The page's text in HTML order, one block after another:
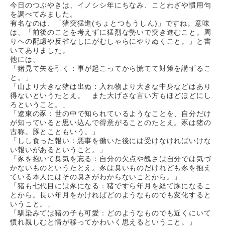
今日のつぶやきは、イノシシ年にちなみ、ことわざや慣用句
を調べてみました。
有名なのは、「猪突猛進(ちょとつもうしん) 」ですね。意味
は、「前後のことを考えずに猛烈な勢いで突き進むこと。周
りへの配慮や反省なしにがむしゃらにやりぬくこと。」と書
いてありました。
他には、
「猪見て矢を引く：事が起こってから慌てて対策を講ずるこ
と。」
「山より大きな猪は出ぬ：入れ物より大きな中身などはあり
得ないというたとえ。
また大げさな言い方もほどほどにし
ろということ。」
「遼東の豕：世の中で知られているようなことを、自分だけ
が知っていると思い込んで得意がることのたとえ。豕は猪の
古称。豚とこともいう。」
「しし食った報い：悪事を働いた後には受けなければいけな
い報いがあるということ。」
「豕を抱いて臭気を忘る：自分の欠点や醜さは自分では気づ
かないものというたとえ。豕は臭いものだけれども豕を抱え
ている本人にはその臭さがわからないことから。」
「猪も七代目には豕になる：猪ですら年月を経て豚になるこ
とから。長い年月をかければどのようなものでも変化すると
いうこと。」
「馴染みては猪の子も可愛：どのようなものでも近くにいて
慣れ親しむと情が移ってかわいく思えるということ。」